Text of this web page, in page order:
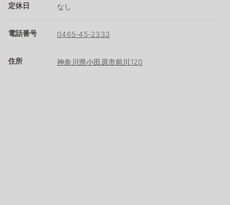
定休日 なし
電話番号 0465-45-2333
住所 神奈川県小田原市前川120